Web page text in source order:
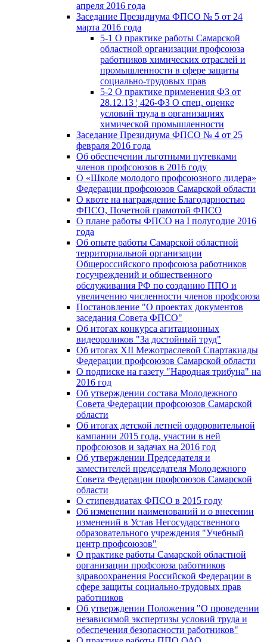
апреля 2016 года
Заседание Президиума ФПСО № 5 от 24
марта 2016 года
5-1 О практике работы Самарской
областной организации профсоюза
работников химических отраслей и
промышленности в сфере защиты
социально-трудовых прав
5-2 О практике применения ФЗ от
28.12.13 ¦ 426-ФЗ О спец. оценке
условий труда в организациях
химической промышленности
Заседание Президиума ФПСО № 4 от 25
февраля 2016 года
Об обеспечении льготными путевками
членов профсоюзов в 2016 году
О «Школе молодого профсоюзного лидера»
Федерации профсоюзов Самарской области
О квоте на награждение Благодарностью
ФПСО, Почетной грамотой ФПСО
О плане работы ФПСО на I полугодие 2016
года
Об опыте работы Самарской областной
территориальной организации
Общероссийского профсоюза работников
госучреждений и общественного
обслуживания РФ по созданию ППО и
увеличению численности членов профсоюза
Постановление "О проектах документов
заседания Совета ФПСО"
Об итогах конкурса агитационных
видеороликов "За достойный труд"
Об итогах XII Межотраслевой Спартакиады
Федерации профсоюзов Самарской области
О подписке на газету "Народная трибуна" на
2016 год
Об утверждении состава Молодежного
Совета Федерации профсоюзов Самарской
области
Об итогах детской летней оздоровительной
кампании 2015 года, участии в ней
профсоюзов и задачах на 2016 год
Об утверждении Председателя и
заместителей председателя Молодежного
Совета Федерации профсоюзов Самарской
области
О стипендиатах ФПСО в 2015 году
Об изменении наименований и о внесении
изменений в Устав Негосударственного
образовательного учреждения "Учебный
центр профсоюзов"
О практике работы Самарской областной
организации профсоюза работников
здравоохранения Российской Федерации в
сфере защиты социально-трудовых прав
работников
Об утверждении Положения "О проведении
независимой экспертизы условий труда и
обеспечения безопасности работников"